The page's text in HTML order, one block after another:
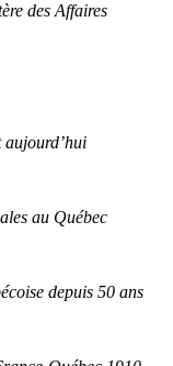
des Affaires
aujourd’hui
au Québec
depuis 50 ans